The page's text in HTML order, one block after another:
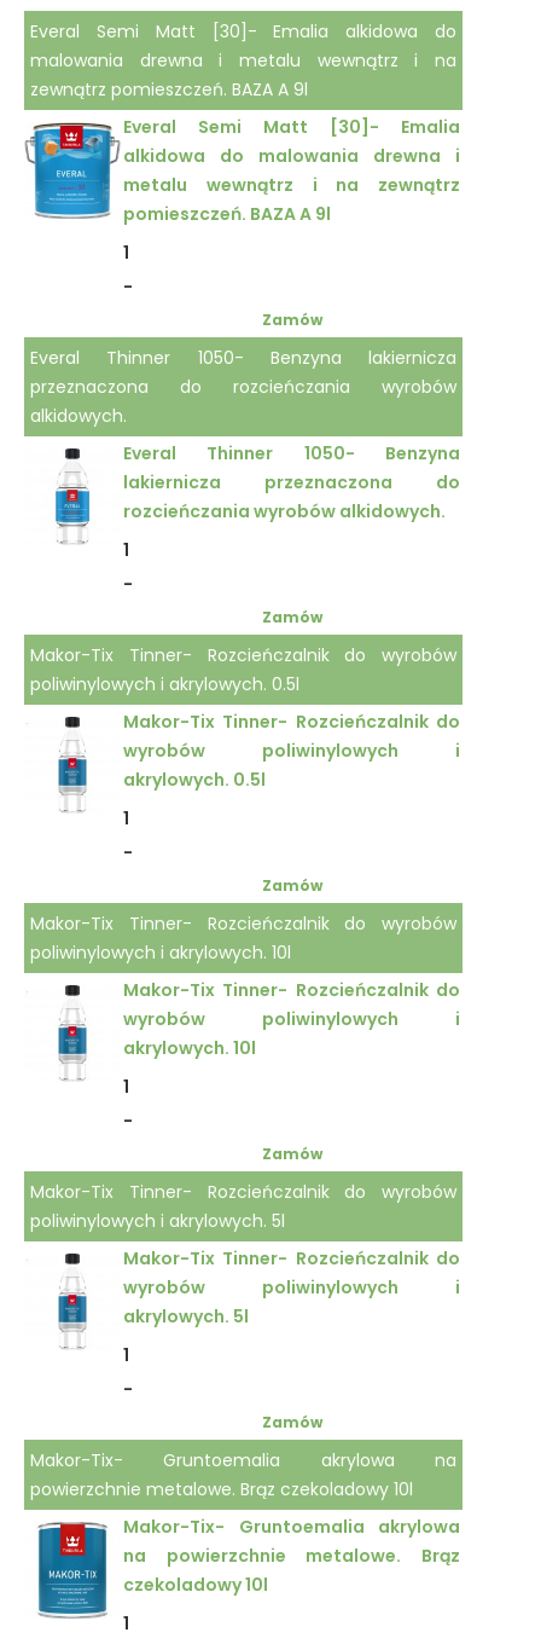
Everal Semi Matt [30]- Emalia alkidowa do
malowania drewna i metalu wewnątrz i na
zewnątrz pomieszczeń. BAZA A 9l
Everal Semi Matt [30]- Emalia
alkidowa do malowania drewna i
metalu wewnątrz i na zewnątrz
pomieszczeń. BAZA A 9l
1
-
Zamów
Everal Thinner 1050- Benzyna lakiernicza
przeznaczona do rozcieńczania wyrobów
alkidowych.
Everal Thinner 1050- Benzyna
lakiernicza przeznaczona do
rozcieńczania wyrobów alkidowych.
1
-
Zamów
Makor-Tix Tinner- Rozcieńczalnik do wyrobów
poliwinylowych i akrylowych. 0.5l
Makor-Tix Tinner- Rozcieńczalnik do
wyrobów poliwinylowych i
akrylowych. 0.5l
1
-
Zamów
Makor-Tix Tinner- Rozcieńczalnik do wyrobów
poliwinylowych i akrylowych. 10l
Makor-Tix Tinner- Rozcieńczalnik do
wyrobów poliwinylowych i
akrylowych. 10l
1
-
Zamów
Makor-Tix Tinner- Rozcieńczalnik do wyrobów
poliwinylowych i akrylowych. 5l
Makor-Tix Tinner- Rozcieńczalnik do
wyrobów poliwinylowych i
akrylowych. 5l
1
-
Zamów
Makor-Tix- Gruntoemalia akrylowa na
powierzchnie metalowe. Brąz czekoladowy 10l
Makor-Tix- Gruntoemalia akrylowa
na powierzchnie metalowe. Brąz
czekoladowy 10l
1